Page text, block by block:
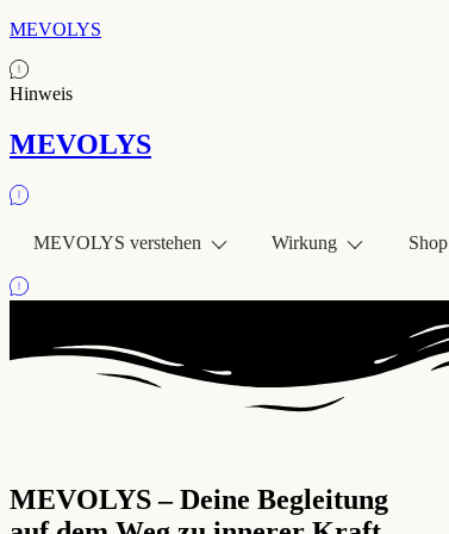
MEVOLYS
Hinweis
MEVOLYS
MEVOLYS verstehen Wirkung Shop
MEVOLYS – Deine Begleitung